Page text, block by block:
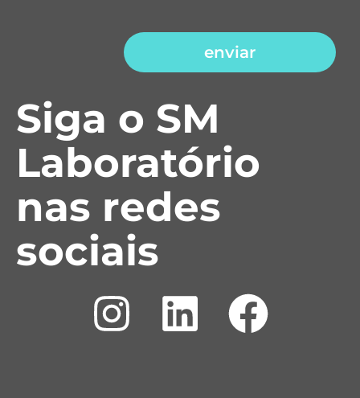
enviar
Siga o SM
Laboratório
nas redes
sociais